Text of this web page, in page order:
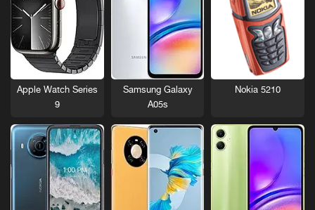
Nokia 5210
Samsung Galaxy
A05s
Apple Watch Series
9